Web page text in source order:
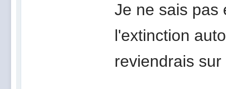
Je ne sais pas
l'extinction
reviendrais